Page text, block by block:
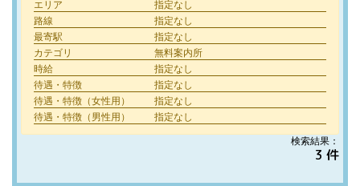
エリア
指定なし
路線
指定なし
最寄駅
指定なし
カテゴリ
無料案内所
時給
指定なし
待遇・特徴
指定なし
待遇・特徴（女性用）
指定なし
待遇・特徴（男性用）
指定なし
検索結果：
3 件